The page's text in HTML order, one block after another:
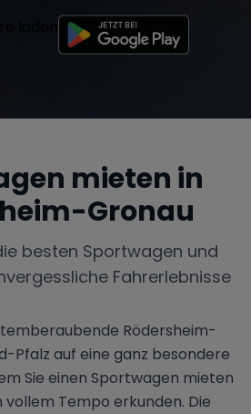
mieten in
Gronau
besten Sportwagen und
Fahrerlebnisse
Rödersheim-
Pfalz auf eine ganz besondere
Sie einen Sportwagen mieten
vollem Tempo erkunden. Die